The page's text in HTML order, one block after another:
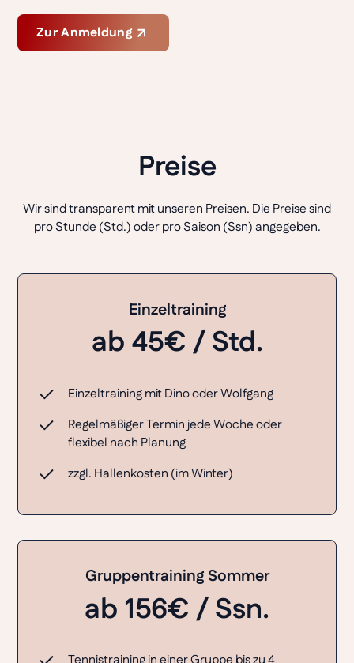
Zur Anmeldung
Preise
Wir sind transparent mit unseren Preisen. Die Preise sind
pro Stunde (Std.) oder pro Saison (Ssn) angegeben.
Einzeltraining
ab 45€ / Std.
Einzeltraining mit Dino oder Wolfgang
Regelmäßiger Termin jede Woche oder
flexibel nach Planung
zzgl. Hallenkosten (im Winter)
Gruppentraining Sommer
ab 156€ / Ssn.